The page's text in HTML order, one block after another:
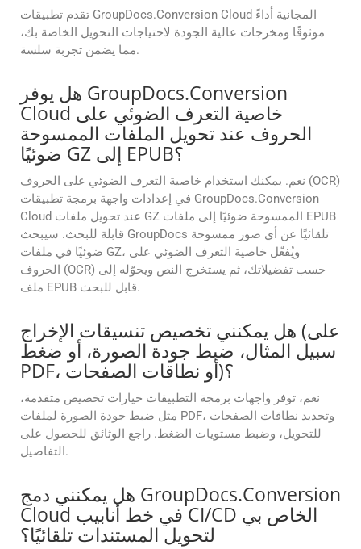
تقدم تطبيقات GroupDocs.Conversion Cloud المجانية أداءً
موثوقًا ومخرجات عالية الجودة لاحتياجات التحويل الخاصة بك،
مما يضمن تجربة سلسة.
هل يوفر GroupDocs.Conversion
Cloud خاصية التعرف الضوئي على
الحروف عند تحويل الملفات الممسوحة
ضوئيًا GZ إلى EPUB؟
نعم. يمكنك استخدام خاصية التعرف الضوئي على الحروف (OCR)
في إعدادات واجهة برمجة تطبيقات GroupDocs.Conversion
Cloud عند تحويل ملفات GZ الممسوحة ضوئيًا إلى ملفات EPUB
قابلة للبحث. سيبحث GroupDocs تلقائيًا عن أي صور ممسوحة
ضوئيًا في ملفات GZ، ويُفعّل خاصية التعرف الضوئي على
الحروف (OCR) حسب تفضيلاتك، ثم يستخرج النص ويحوّله إلى
ملف EPUB قابل للبحث.
هل يمكنني تخصيص تنسيقات الإخراج (على
سبيل المثال، ضبط جودة الصورة، أو ضغط
PDF، أو نطاقات الصفحات)؟
نعم، توفر واجهات برمجة التطبيقات خيارات تخصيص متقدمة،
مثل ضبط جودة الصورة لملفات PDF، وتحديد نطاقات الصفحات
للتحويل، وضبط مستويات الضغط. راجع الوثائق للحصول على
التفاصيل.
هل يمكنني دمج GroupDocs.Conversion
Cloud في خط أنابيب CI/CD الخاص بي
لتحويل المستندات تلقائيًا؟